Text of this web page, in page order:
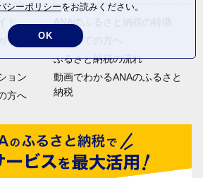
ド
イド
ョン
方へ
ANAのふるさと納税の特徴
はじめての方へ
ふるさと納税の流れ
動画でわかるANAのふるさと
納税
シーポリシーをお読みください。
OK